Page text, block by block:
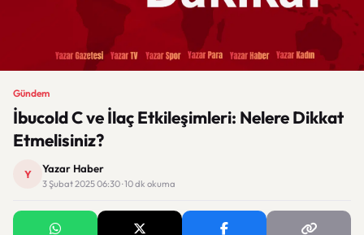
Gündem
İbucold C ve İlaç Etkileşimleri: Nelere Dikkat
Etmelisiniz?
Y Yazar Haber
3 Şubat 2025 06:30 · 10 dk okuma